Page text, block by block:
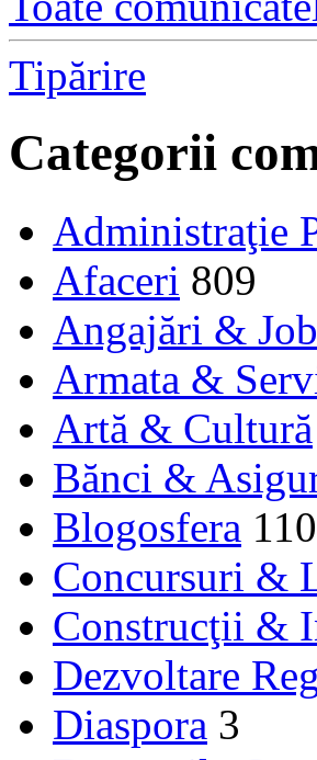
Tipărire
Categorii
Administraţie
Afaceri 809
Angajări &
Armata &
Artă & Cultură
Bănci &
Blogosfera 110
Concursuri &
Construcţii &
Dezvoltare
Diaspora 3